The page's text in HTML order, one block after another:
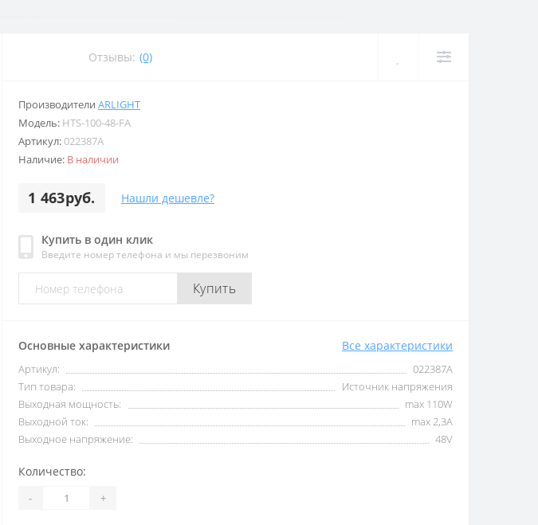
Отзывы: (0)
Производители ARLIGHT
Модель: HTS-100-48-FA
Артикул:022387А
Наличие: В наличии
1 463руб. Нашли дешевле?
Купить в один клик
Введите номер телефона и мы перезвоним
Купить
Основные характеристики Все характеристики
Артикул:
022387А
Тип товара:
Источник напряжения
Выходная мощность:
max 110W
Выходной ток:
max 2,3А
Выходное напряжение:
48V
Количество:
- +